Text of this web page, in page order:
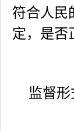
符合人民
定，是否
监督形